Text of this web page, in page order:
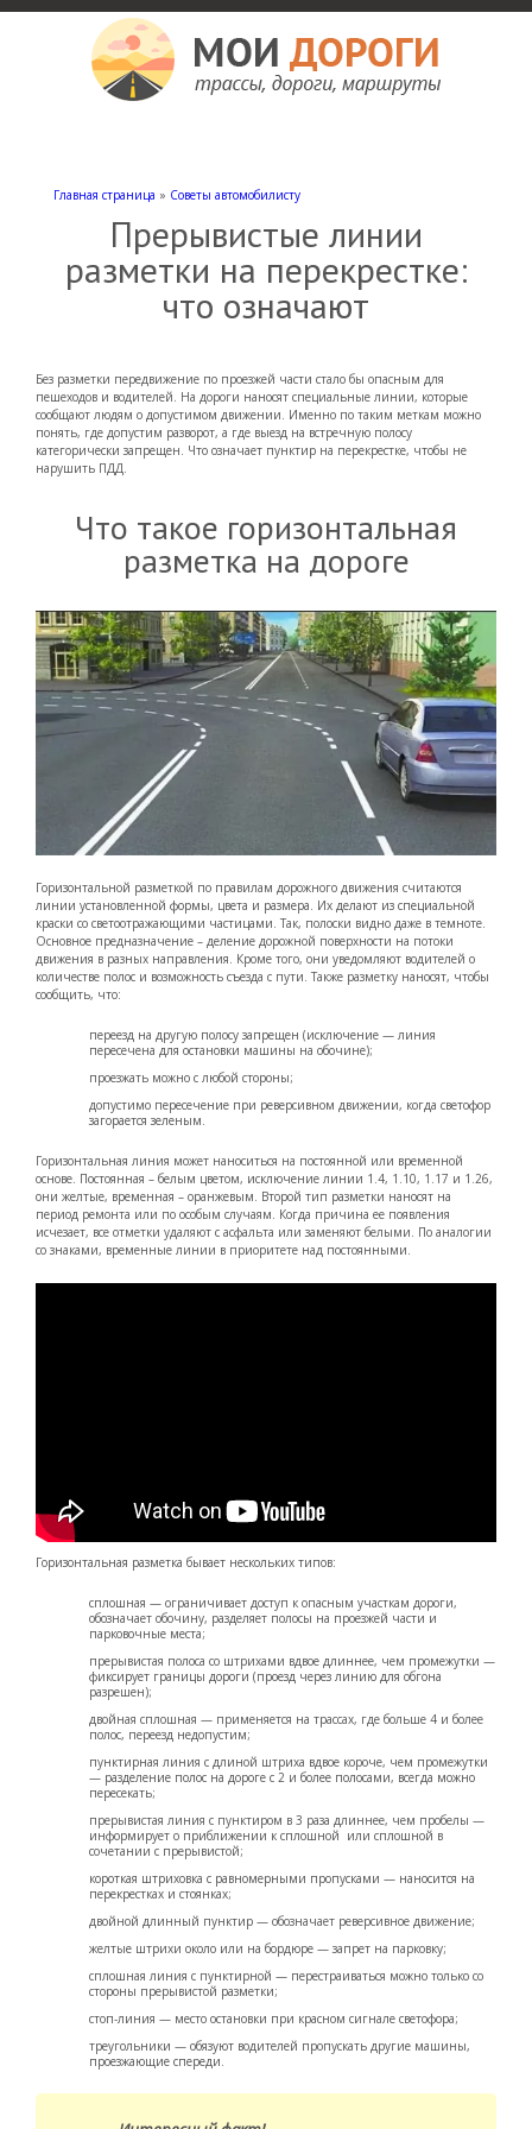
Главная страница » Советы автомобилисту
Прерывистые линии
разметки на перекрестке:
что означают
Без разметки передвижение по проезжей части стало бы опасным для
пешеходов и водителей. На дороги наносят специальные линии, которые
сообщают людям о допустимом движении. Именно по таким меткам можно
понять, где допустим разворот, а где выезд на встречную полосу
категорически запрещен. Что означает пунктир на перекрестке, чтобы не
нарушить ПДД.
Что такое горизонтальная
разметка на дороге
Горизонтальной разметкой по правилам дорожного движения считаются
линии установленной формы, цвета и размера. Их делают из специальной
краски со светоотражающими частицами. Так, полоски видно даже в темноте.
Основное предназначение – деление дорожной поверхности на потоки
движения в разных направления. Кроме того, они уведомляют водителей о
количестве полос и возможность съезда с пути. Также разметку наносят, чтобы
сообщить, что:
переезд на другую полосу запрещен (исключение — линия
пересечена для остановки машины на обочине);
проезжать можно с любой стороны;
допустимо пересечение при реверсивном движении, когда светофор
загорается зеленым.
Горизонтальная линия может наноситься на постоянной или временной
основе. Постоянная – белым цветом, исключение линии 1.4, 1.10, 1.17 и 1.26,
они желтые, временная – оранжевым. Второй тип разметки наносят на
период ремонта или по особым случаям. Когда причина ее появления
исчезает, все отметки удаляют с асфальта или заменяют белыми. По аналогии
со знаками, временные линии в приоритете над постоянными.
Горизонтальная разметка бывает нескольких типов:
сплошная — ограничивает доступ к опасным участкам дороги,
обозначает обочину, разделяет полосы на проезжей части и
парковочные места;
прерывистая полоса со штрихами вдвое длиннее, чем промежутки —
фиксирует границы дороги (проезд через линию для обгона
разрешен);
двойная сплошная — применяется на трассах, где больше 4 и более
полос, переезд недопустим;
пунктирная линия с длиной штриха вдвое короче, чем промежутки
— разделение полос на дороге с 2 и более полосами, всегда можно
пересекать;
прерывистая линия с пунктиром в 3 раза длиннее, чем пробелы —
информирует о приближении к сплошной или сплошной в
сочетании с прерывистой;
короткая штриховка с равномерными пропусками — наносится на
перекрестках и стоянках;
двойной длинный пунктир — обозначает реверсивное движение;
желтые штрихи около или на бордюре — запрет на парковку;
сплошная линия с пунктирной — перестраиваться можно только со
стороны прерывистой разметки;
стоп-линия — место остановки при красном сигнале светофора;
треугольники — обязуют водителей пропускать другие машины,
проезжающие спереди.